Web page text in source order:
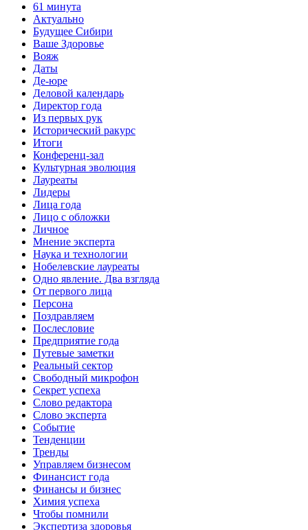
61 минута
Актуально
Будущее Сибири
Ваше Здоровье
Вояж
Даты
Де-юре
Деловой календарь
Директор года
Из первых рук
Исторический ракурс
Итоги
Конференц-зал
Культурная эволюция
Лауреаты
Лидеры
Лица года
Лицо с обложки
Личное
Мнение эксперта
Наука и технологии
Нобелевские лауреаты
Одно явление. Два взгляда
От первого лица
Персона
Поздравляем
Послесловие
Предприятие года
Путевые заметки
Реальный сектор
Свободный микрофон
Секрет успеха
Слово редактора
Слово эксперта
Событие
Тенденции
Тренды
Управляем бизнесом
Финансист года
Финансы и бизнес
Химия успеха
Чтобы помнили
Экспертиза здоровья